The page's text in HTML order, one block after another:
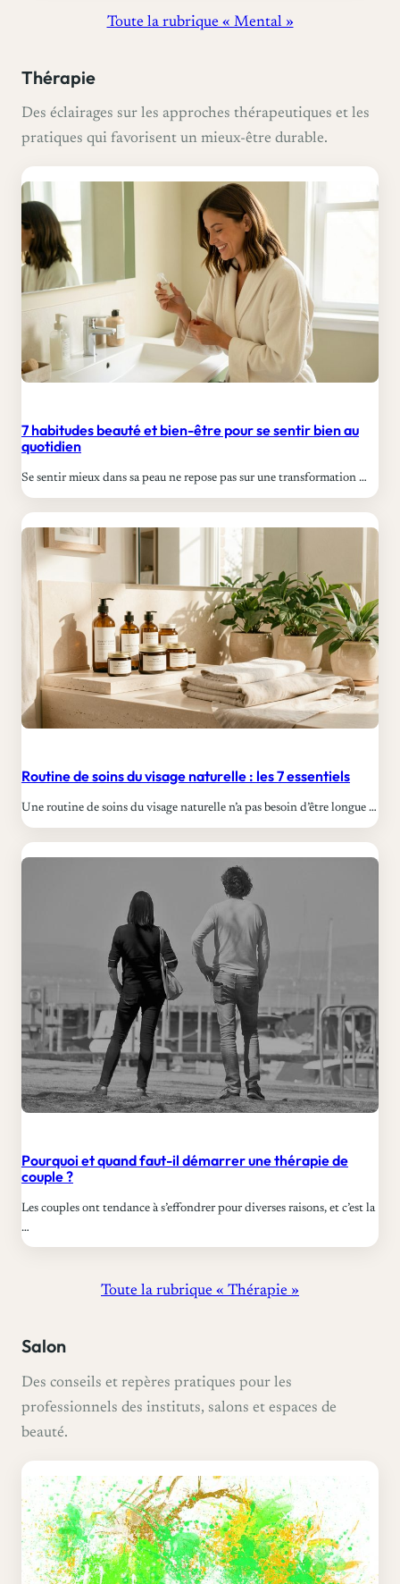
Toute la rubrique « Mental »
Thérapie
Des éclairages sur les approches thérapeutiques et les
pratiques qui favorisent un mieux-être durable.
7 habitudes beauté et bien-être pour se sentir bien au
quotidien
Se sentir mieux dans sa peau ne repose pas sur une transformation …
Routine de soins du visage naturelle : les 7 essentiels
Une routine de soins du visage naturelle n’a pas besoin d’être longue …
Pourquoi et quand faut-il démarrer une thérapie de
couple ?
Les couples ont tendance à s’effondrer pour diverses raisons, et c’est la
…
Toute la rubrique « Thérapie »
Salon
Des conseils et repères pratiques pour les
professionnels des instituts, salons et espaces de
beauté.